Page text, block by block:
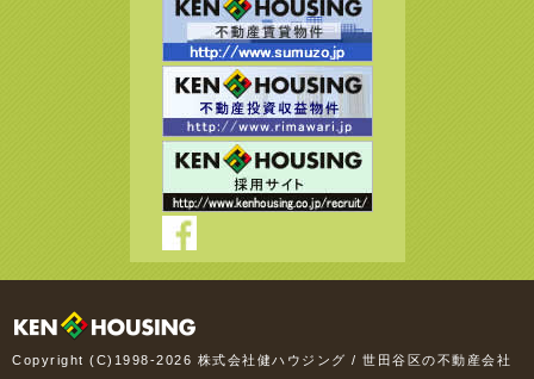
Copyright (C)1998-2026 株式会社健ハウジング / 世田谷区の不動産会社